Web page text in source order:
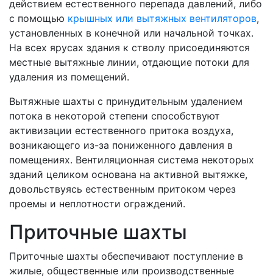
действием естественного перепада давлений, либо
с помощью крышных или вытяжных вентиляторов,
установленных в конечной или начальной точках.
На всех ярусах здания к стволу присоединяются
местные вытяжные линии, отдающие потоки для
удаления из помещений.
Вытяжные шахты с принудительным удалением
потока в некоторой степени способствуют
активизации естественного притока воздуха,
возникающего из-за пониженного давления в
помещениях. Вентиляционная система некоторых
зданий целиком основана на активной вытяжке,
довольствуясь естественным притоком через
проемы и неплотности ограждений.
Приточные шахты
Приточные шахты обеспечивают поступление в
жилые, общественные или производственные